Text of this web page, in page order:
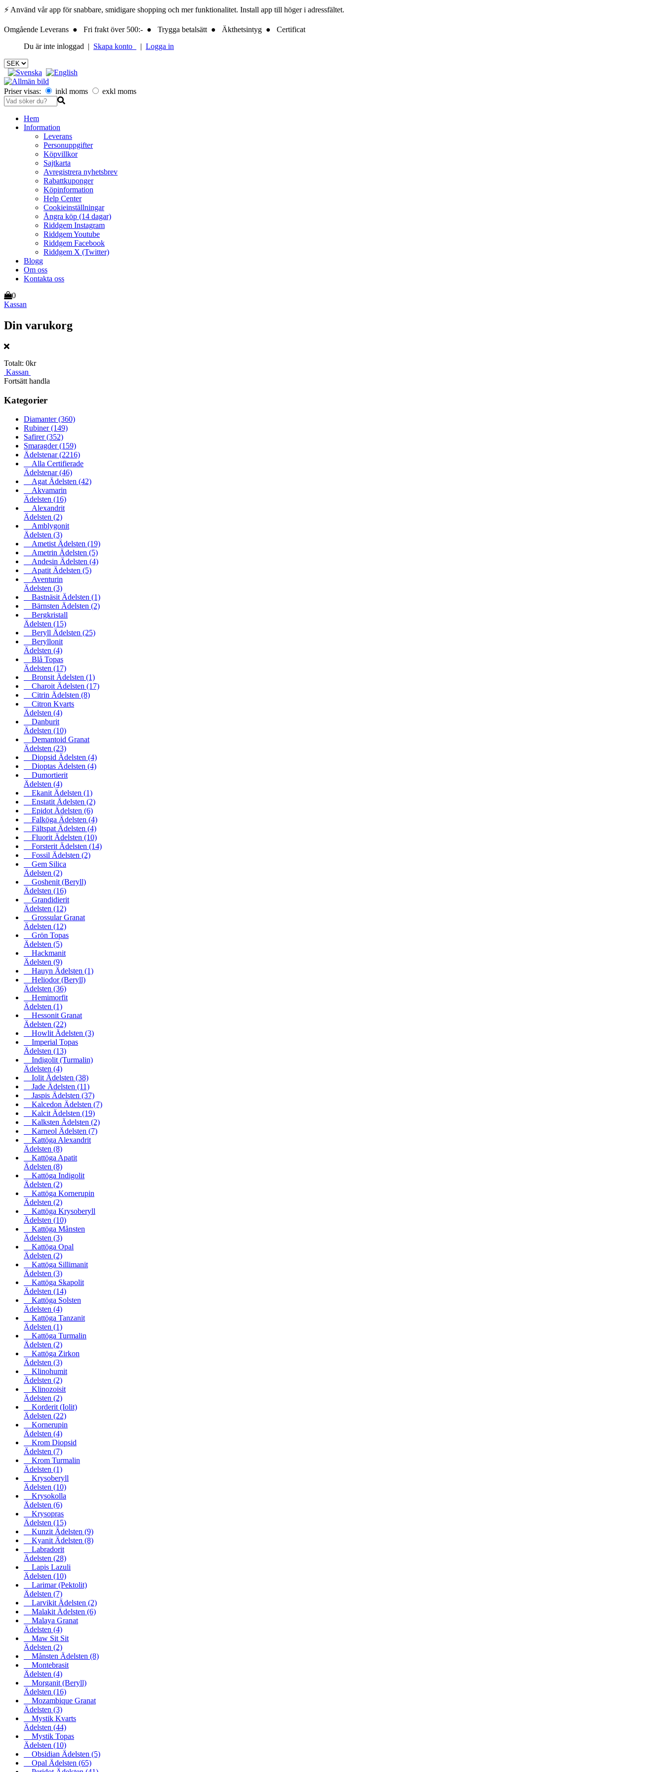
⚡ Använd vår app för snabbare, smidigare shopping och mer funktionalitet. Install app till höger i adressfältet.
Omgående Leverans ● Fri frakt över 500:- ● Trygga betalsätt ● Äkthetsintyg ● Certificat
Du är inte inloggad | Skapa konto | Logga in
Priser visas: inkl moms exkl moms
Hem
Information
Leverans
Personuppgifter
Köpvillkor
Sajtkarta
Avregistrera nyhetsbrev
Rabattkuponger
Köpinformation
Help Center
Cookieinställningar
Ångra köp (14 dagar)
Riddgem Instagram
Riddgem Youtube
Riddgem Facebook
Riddgem X (Twitter)
Blogg
Om oss
Kontakta oss
0
Kassan
Din varukorg
Totalt: 0kr
Kassan
Fortsätt handla
Kategorier
Diamanter(360)
Rubiner(149)
Safirer(352)
Smaragder(159)
Ädelstenar(2216)
Alla Certifierade
Ädelstenar(46)
Agat Ädelsten (42)
Akvamarin
Ädelsten (16)
Alexandrit
Ädelsten (2)
Amblygonit
Ädelsten (3)
Ametist Ädelsten (19)
Ametrin Ädelsten (5)
Andesin Ädelsten (4)
Apatit Ädelsten (5)
Aventurin
Ädelsten (3)
Bastnäsit Ädelsten (1)
Bärnsten Ädelsten (2)
Bergkristall
Ädelsten (15)
Beryll Ädelsten (25)
Beryllonit
Ädelsten (4)
Blå Topas
Ädelsten (17)
Bronsit Ädelsten (1)
Charoit Ädelsten (17)
Citrin Ädelsten (8)
Citron Kvarts
Ädelsten (4)
Danburit
Ädelsten (10)
Demantoid Granat
Ädelsten (23)
Diopsid Ädelsten (4)
Dioptas Ädelsten (4)
Dumortierit
Ädelsten (4)
Ekanit Ädelsten (1)
Enstatit Ädelsten (2)
Epidot Ädelsten (6)
Falköga Ädelsten (4)
Fältspat Ädelsten (4)
Fluorit Ädelsten (10)
Forsterit Ädelsten (14)
Fossil Ädelsten (2)
Gem Silica
Ädelsten (2)
Goshenit (Beryll)
Ädelsten (16)
Grandidierit
Ädelsten (12)
Grossular Granat
Ädelsten (12)
Grön Topas
Ädelsten (5)
Hackmanit
Ädelsten (9)
Hauyn Ädelsten (1)
Heliodor (Beryll)
Ädelsten (36)
Hemimorfit
Ädelsten (1)
Hessonit Granat
Ädelsten (22)
Howlit Ädelsten (3)
Imperial Topas
Ädelsten (13)
Indigolit (Turmalin)
Ädelsten (4)
Iolit Ädelsten (38)
Jade Ädelsten (11)
Jaspis Ädelsten (37)
Kalcedon Ädelsten (7)
Kalcit Ädelsten (19)
Kalksten Ädelsten (2)
Karneol Ädelsten (7)
Kattöga Alexandrit
Ädelsten (8)
Kattöga Apatit
Ädelsten (8)
Kattöga Indigolit
Ädelsten (2)
Kattöga Kornerupin
Ädelsten (2)
Kattöga Krysoberyll
Ädelsten (10)
Kattöga Månsten
Ädelsten (3)
Kattöga Opal
Ädelsten (2)
Kattöga Sillimanit
Ädelsten (3)
Kattöga Skapolit
Ädelsten (14)
Kattöga Solsten
Ädelsten (4)
Kattöga Tanzanit
Ädelsten (1)
Kattöga Turmalin
Ädelsten (2)
Kattöga Zirkon
Ädelsten (3)
Klinohumit
Ädelsten (2)
Klinozoisit
Ädelsten (2)
Korderit (Iolit)
Ädelsten (22)
Kornerupin
Ädelsten (4)
Krom Diopsid
Ädelsten (7)
Krom Turmalin
Ädelsten (1)
Krysoberyll
Ädelsten (10)
Krysokolla
Ädelsten (6)
Krysopras
Ädelsten (15)
Kunzit Ädelsten (9)
Kyanit Ädelsten (8)
Labradorit
Ädelsten (28)
Lapis Lazuli
Ädelsten (10)
Larimar (Pektolit)
Ädelsten (7)
Larvikit Ädelsten (2)
Malakit Ädelsten (6)
Malaya Granat
Ädelsten (4)
Maw Sit Sit
Ädelsten (2)
Månsten Ädelsten (8)
Montebrasit
Ädelsten (4)
Morganit (Beryll)
Ädelsten (16)
Mozambique Granat
Ädelsten (3)
Mystik Kvarts
Ädelsten (44)
Mystik Topas
Ädelsten (10)
Obsidian Ädelsten (5)
Opal Ädelsten (65)